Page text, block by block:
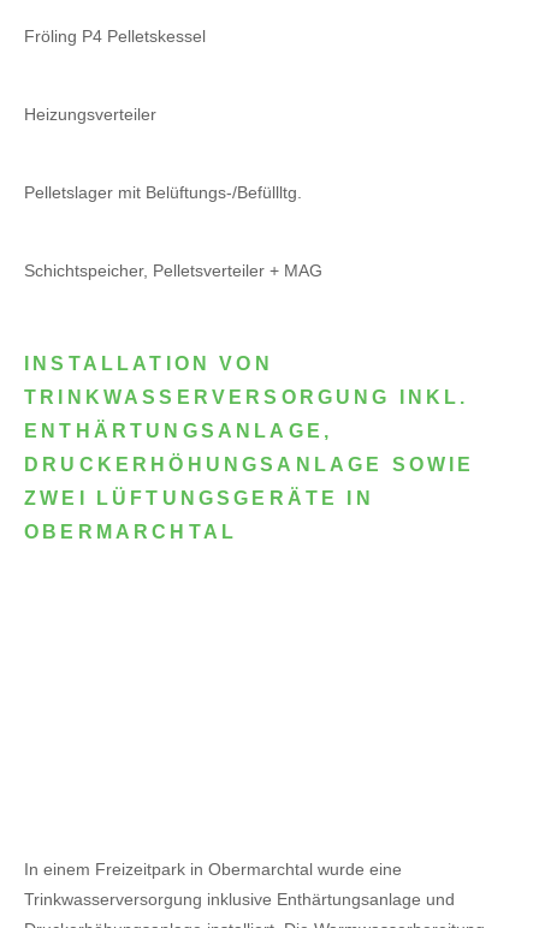
Fröling P4 Pelletskessel
Heizungsverteiler
Pelletslager mit Belüftungs-/Befüllltg.
Schichtspeicher, Pelletsverteiler + MAG
INSTALLATION VON
TRINKWASSERVERSORGUNG INKL.
ENTHÄRTUNGSANLAGE,
DRUCKERHÖHUNGSANLAGE SOWIE
ZWEI LÜFTUNGSGERÄTE IN
OBERMARCHTAL
In einem Freizeitpark in Obermarchtal wurde eine
Trinkwasserversorgung inklusive Enthärtungsanlage und